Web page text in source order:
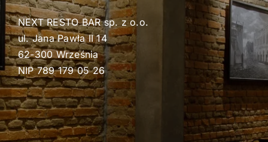
NEXT RESTO BAR sp. z o.o.
ul. Jana Pawła II 14
62-300 Września
NIP 789 179 05 26